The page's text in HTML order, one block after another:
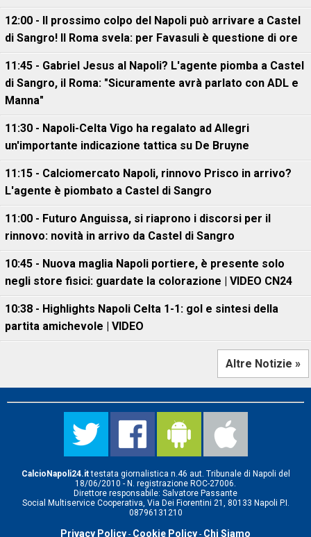
12:00 - Il prossimo colpo del Napoli può arrivare a Castel
di Sangro! Il Roma svela: per Favasuli è questione di ore
11:45 - Gabriel Jesus al Napoli? L'agente piomba a Castel
di Sangro, il Roma: "Sicuramente avrà parlato con ADL e
Manna"
11:30 - Napoli-Celta Vigo ha regalato ad Allegri
un'importante indicazione tattica su De Bruyne
11:15 - Calciomercato Napoli, rinnovo Prisco in arrivo?
L'agente è piombato a Castel di Sangro
11:00 - Futuro Anguissa, si riaprono i discorsi per il
rinnovo: novità in arrivo da Castel di Sangro
10:45 - Nuova maglia Napoli portiere, è presente solo
negli store fisici: guardate la colorazione | VIDEO CN24
10:38 - Highlights Napoli Celta 1-1: gol e sintesi della
partita amichevole | VIDEO
Altre Notizie »
CalcioNapoli24.ittestata giornalistica n.46 aut. Tribunale di Napoli del
18/06/2010 - N. registrazione ROC-27006.
Direttore responsabile: Salvatore Passante
Social Multiservice Cooperativa, Via Dei Fiorentini 21, 80133 Napoli P.I.
08796131210
Privacy Policy - Cookie Policy - Chi Siamo